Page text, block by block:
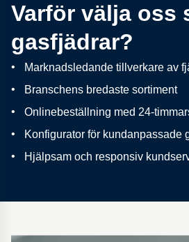
Varför välja oss
gasfjädrar?
Marknadsledande tillverkare av
Branschens bredaste sortiment
Onlinebeställning med 24-
Konfigurator för kundanpassade
Hjälpsam och responsiv